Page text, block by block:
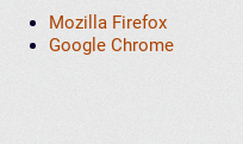
Mozilla Firefox
Google Chrome